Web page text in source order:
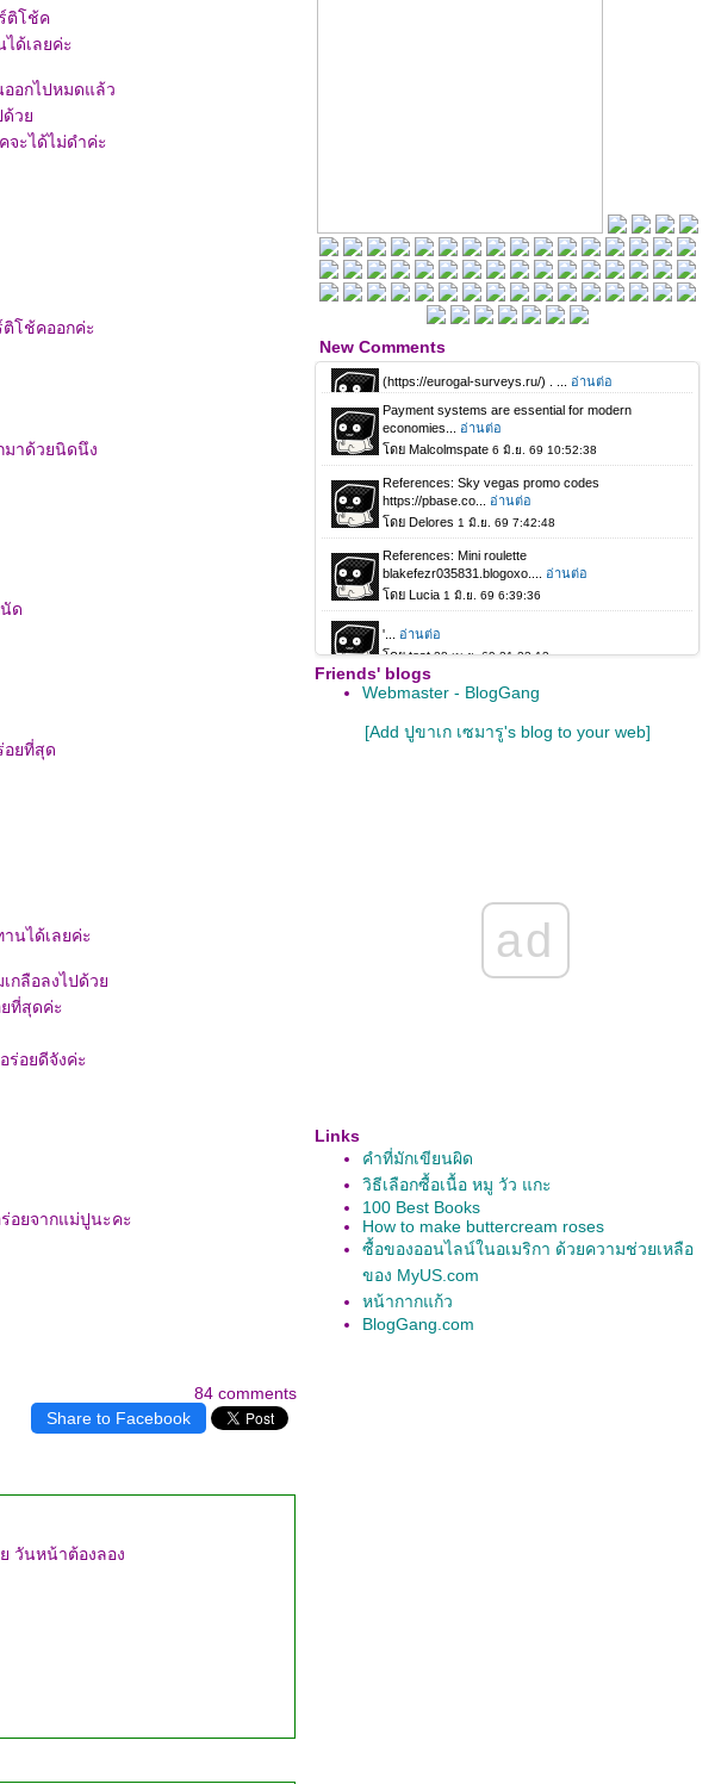
ติโช้ค
ด้เลยค่ะ
อกไปหมดแล้ว
ด้ว
ะได้ไม่ดำค่ะ
โช้คออกค่ะ
าด้วยนิดนึง
ด
อยที่สุด
นได้เลยค่ะ
เกลือลงไปด้ว
ที่สุดค่ะ
อยดีจังค่ะ
อยจากแม่ปูนะคะ
84 comments
Share to Facebook
New Comments
Friends' blogs
Webmaster - BlogGang
[Add ปูขาเก เซมารู's blog to your web]
ad
Links
คำที่มักเขียนผิด
วิธีเลือกซื้อเนื้อ หมู วัว แกะ
100 Best Books
How to make buttercream roses
ซื้อของออนไลน์ในอเมริกา ด้วยความช่วยเหลือ
ของ MyUS.com
หน้ากากแก้ว
BlogGang.com